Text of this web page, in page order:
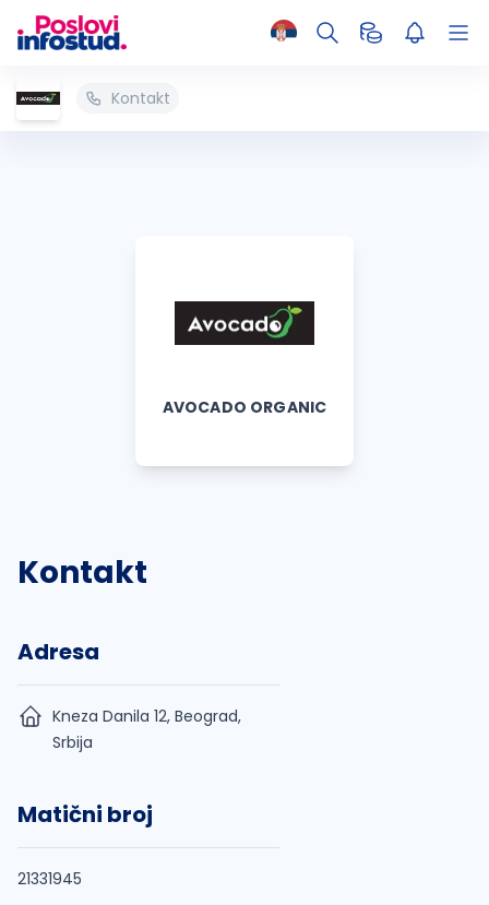
Kontakt
AVOCADO ORGANIC
Kontakt
Adresa
Kneza Danila 12, Beograd,
Srbija
Matični broj
21331945